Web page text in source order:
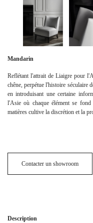
Mandarin
Reflétant l'attrait de Liaigre pour
chêne, perpétue l'histoire séculaire
en introduisant une certaine
l'Asie où chaque élément se
matières cultive la discrétion et la
Contacter un showroom
Description